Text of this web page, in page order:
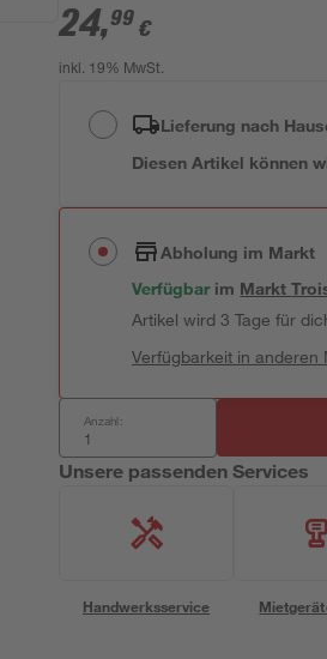
24,99 €
inkl. 19% MwSt.
Lieferung nach
Diesen Artikel können
Abholung im Markt
Verfügbar im Markt
Artikel wird 3 Tage für
Verfügbarkeit in anderen
Anzahl:
Unsere passenden Services
Handwerksservice